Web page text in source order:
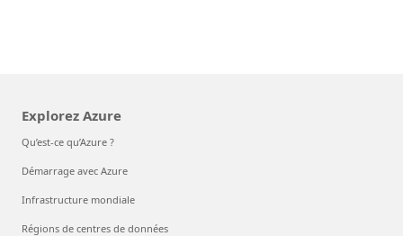
Explorez Azure
Qu’est-ce qu’Azure ?
Démarrage avec Azure
Infrastructure mondiale
Régions de centres de données